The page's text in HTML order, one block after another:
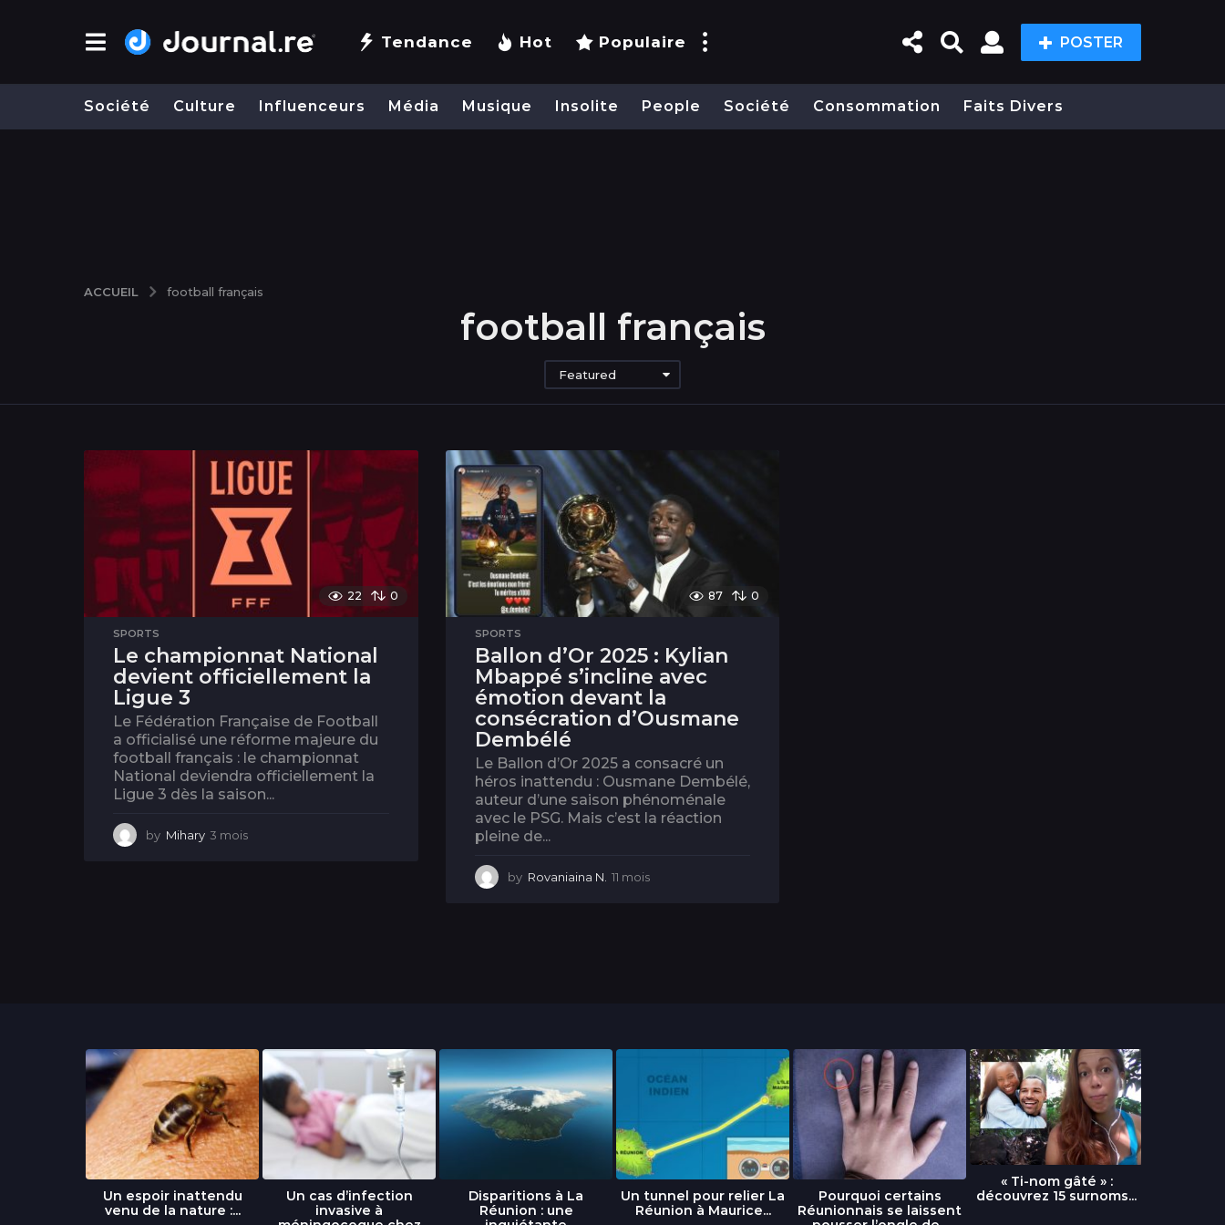
Tendance Hot Populaire POSTER
Société Culture Influenceurs Média Musique Insolite People Société Consommation Faits Divers
ACCUEIL football français
football français
Featured
22 0
SPORTS
Le championnat National
devient officiellement la
Ligue 3
Le Fédération Française de Football
a officialisé une réforme majeure du
football français : le championnat
National deviendra officiellement la
Ligue 3 dès la saison...
by Mihary 3 mois
87 0
SPORTS
Ballon d’Or 2025 : Kylian
Mbappé s’incline avec
émotion devant la
consécration d’Ousmane
Dembélé
Le Ballon d’Or 2025 a consacré un
héros inattendu : Ousmane Dembélé,
auteur d’une saison phénoménale
avec le PSG. Mais c’est la réaction
pleine de...
by Rovaniaina N. 11 mois1
Un espoir inattendu
venu de la nature :...
Un cas d’infection
invasive à
Disparitions à La
Réunion : une
Un tunnel pour relier La
Réunion à Maurice...
Pourquoi certains
Réunionnais se laissent
« Ti-nom gâté » :
découvrez 15 surnoms...